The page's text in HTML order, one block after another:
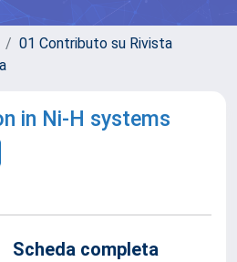
01 Contributo su Rivista
in Ni-H systems
Scheda completa